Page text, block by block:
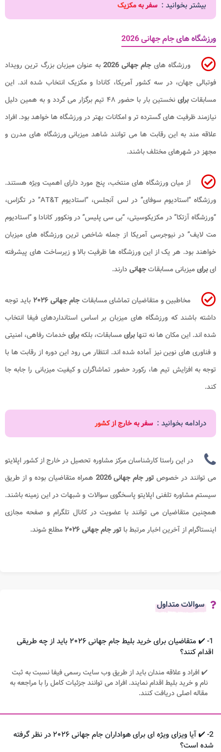
بیشتر بخوانید : سفر به مکزیک
ورزشگاه های جام جهانی 2026
ورزشگاه هایجام جهانی 2026
به عنوان میزبان بزرگ ترین رویداد
فوتبالی جهان، در سه کشور آمریکا، کانادا و مکزیک انتخاب شده اند. این
مسابقاتبرای
نخستین بار با حضور ۴۸ تیم برگزار می گردد و به همین دلیل
نیازمند ظرفیت های گسترده تر و امکانات بهتر در ورزشگاه ها خواهد بود. افراد
علاقه مند به این رقابت ها می توانند شاهد میزبانی ورزشگاه های مدرن و
مجهز در شهرهای مختلف باشند.
از میان ورزشگاه های منتخب، پنج مورد دارای اهمیت ویژه هستند.
ورزشگاه “استادیوم سوفای” در لس آنجلس، “استادیوم AT&T” در تگزاس،
“ورزشگاه آزتکا” در مکزیکوسیتی، “بی سی پلیس” در ونکوور کانادا و “استادیوم
مت لایف” در نیوجرسی آمریکا از جمله شاخص ترین ورزشگاه های میزبان
خواهند بود. هر یک از این ورزشگاه ها ظرفیت بالا و زیرساخت های پیشرفته
ایبرایمیزبانی مسابقاتجهانیدارند.
مخاطبین و متقاضیان تماشای مسابقاتجام جهانی ۲۰۲۶
باید توجه
داشته باشند که ورزشگاه های میزبان بر اساس استانداردهای فیفا انتخاب
شده اند. این مکان ها نه تنهابرایمسابقات، بلکهبرایخدمات رفاهی، امنیتی
و فناوری های نوین نیز آماده شده اند. انتظار می رود این دوره از رقابت ها با
توجه به افزایش تیم ها، رکورد حضور تماشاگران و کیفیت میزبانی را جابه جا
کند.
درادامه بخوانید : سفر به خارج از کشور
در این راستا کارشناسان مرکز مشاوره تحصیل در خارج از کشور اپلایتو
می توانند در خصوص تور جام جهانی 2026
همراه متقاضیان بوده و از طریق
سیستم مشاوره تلفنی اپلایتو پاسخگوی سوالات و شبهات در این زمینه باشند.
همچنین متقاضیان می توانند با عضویت در کانال تلگرام و صفحه مجازی
اینستاگرام از آخرین اخبار مرتبط با تور جام جهانی۲۰۲۶ مطلع شوند.
سوالات متداول
1- ✔️ متقاضیان برای خرید بلیط جام جهانی ۲۰۲۶ باید از چه طریقی
اقدام کنند؟
✔️ افراد و علاقه مندان باید از طریق وب سایت رسمی فیفا نسبت به ثبت
نام و خرید بلیط اقدام نمایند. افراد می توانند جزئیات کامل را با مراجعه به
مقاله اصلی دریافت کنند.
2- ✔️ آیا ویزای ویژه ای برای هواداران جام جهانی ۲۰۲۶ در نظر گرفته
شده است؟